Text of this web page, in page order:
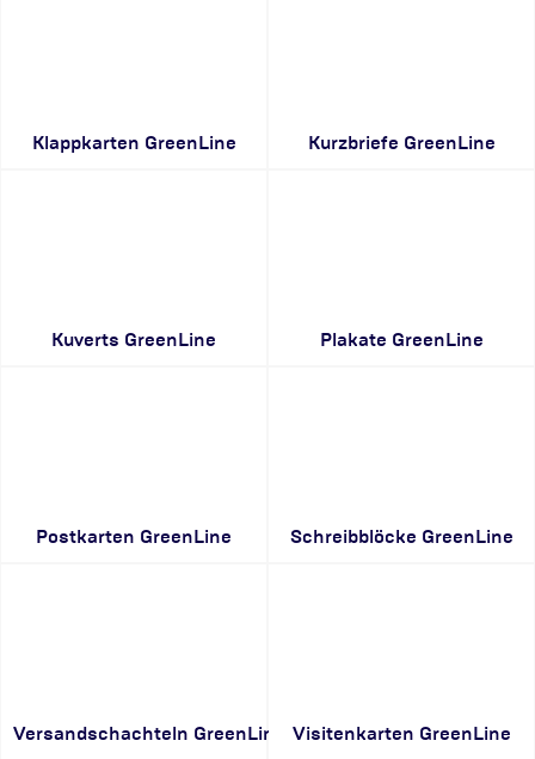
Klappkarten GreenLine Kurzbriefe GreenLine
Kuverts GreenLine Plakate GreenLine
Postkarten GreenLine Schreibblöcke GreenLine
Versandschachteln GreenLine Visitenkarten GreenLine